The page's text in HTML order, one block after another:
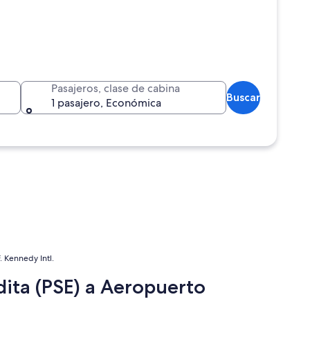
Pasajeros, clase de cabina
1 pasajero, Económica
Buscar
Kennedy Intl.
(PSE) a Aeropuerto